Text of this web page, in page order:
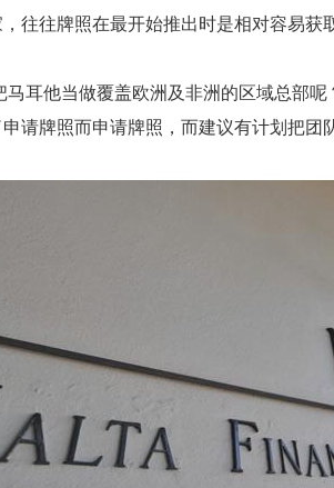
往往牌照在最开始推出时是相对容易
马耳他当做覆盖欧洲及非洲的区域总部呢
请牌照而申请牌照，而建议有计划把团